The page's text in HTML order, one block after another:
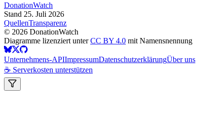
DonationWatch
Stand 25. Juli 2026
QuellenTransparenz
© 2026 DonationWatch
Diagramme lizenziert unterCC BY 4.0 mit Namensnennung
Unternehmens-APIImpressumDatenschutzerklärungÜber uns
☕ Serverkosten unterstützen